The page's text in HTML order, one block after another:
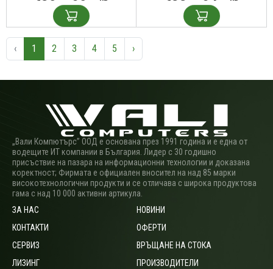
‹ 1 2 3 4 5 ›
„Вали Компютърс” ООД е основана през 1991 година и е една от
водещите ИТ компании в България. Лидер с 30 годишно
присъствие на пазара на информационни технологии и доказана
коректност; Фирмата е официален вносител на над 85 марки
високотехнологични продукти и се отличава с широка продуктова
гама с над 10 000 активни артикула.
ЗА НАС
КОНТАКТИ
СЕРВИЗ
ЛИЗИНГ
НОВИНИ
ОФЕРТИ
ВРЪЩАНЕ НА СТОКА
ПРОИЗВОДИТЕЛИ